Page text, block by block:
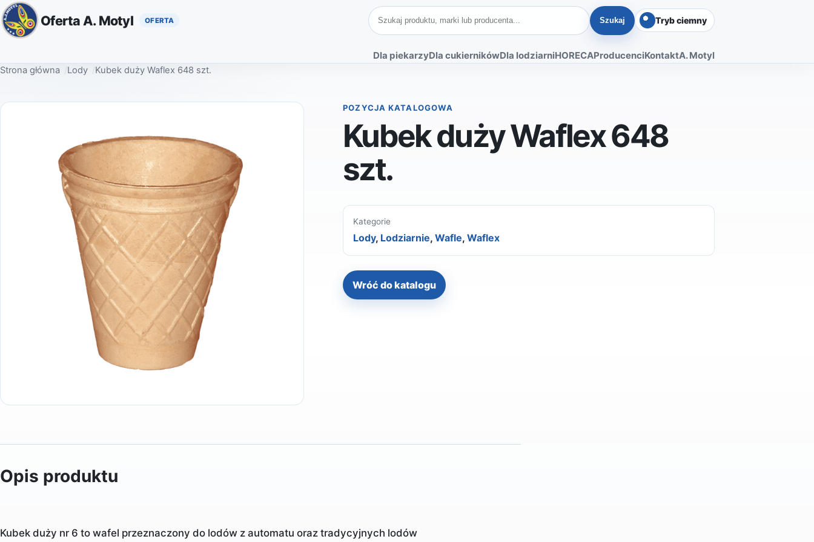
Oferta A. Motyl Szukaj produktów
Szukaj Tryb ciemny
Dla piekarzyDla cukiernikówDla lodziarniHORECAProducenciKontaktA. Motyl
Strona główna Lody Kubek duży Waflex 648 szt.
POZYCJA KATALOGOWA
Kubek duży Waflex 648
szt.
Kategorie
Lody, Lodziarnie,Wafle,Waflex
Wróć do katalogu
Opis produktu
Kubek duży nr 6 to wafel przeznaczony do lodów z automatu oraz tradycyjnych lodów